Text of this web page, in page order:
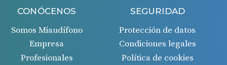
CONÓCENOS
Somos Miaudífono
Empresa
Profesionales
SEGURIDAD
Protección de datos
Condiciones legales
Política de cookies